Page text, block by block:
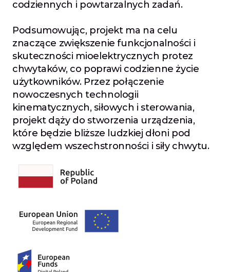
codziennych i powtarzalnych zadań.
Podsumowując, projekt ma na celu
znaczące zwiększenie funkcjonalności i
skuteczności mioelektrycznych protez
chwytaków, co poprawi codzienne życie
użytkowników. Przez połączenie
nowoczesnych technologii
kinematycznych, siłowych i sterowania,
projekt dąży do stworzenia urządzenia,
które będzie bliższe ludzkiej dłoni pod
względem wszechstronności i siły chwytu.